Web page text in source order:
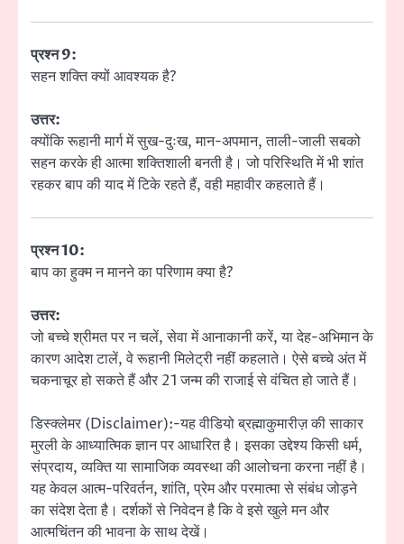
प्रश्न 9:
सहन शक्ति क्यों आवश्यक है?
उत्तर:
क्योंकि रूहानी मार्ग में सुख-दुःख, मान-अपमान, ताली-जाली सबको
सहन करके ही आत्मा शक्तिशाली बनती है। जो परिस्थिति में भी शांत
रहकर बाप की याद में टिके रहते हैं, वही महावीर कहलाते हैं।
प्रश्न 10:
बाप का हुक्म न मानने का परिणाम क्या है?
उत्तर:
जो बच्चे श्रीमत पर न चलें, सेवा में आनाकानी करें, या देह-अभिमान के
कारण आदेश टालें, वे रूहानी मिलेट्री नहीं कहलाते। ऐसे बच्चे अंत में
चकनाचूर हो सकते हैं और 21 जन्म की राजाई से वंचित हो जाते हैं।
डिस्क्लेमर (Disclaimer):-यह वीडियो ब्रह्माकुमारीज़ की साकार
मुरली के आध्यात्मिक ज्ञान पर आधारित है। इसका उद्देश्य किसी धर्म,
संप्रदाय, व्यक्ति या सामाजिक व्यवस्था की आलोचना करना नहीं है।
यह केवल आत्म-परिवर्तन, शांति, प्रेम और परमात्मा से संबंध जोड़ने
का संदेश देता है। दर्शकों से निवेदन है कि वे इसे खुले मन और
आत्मचिंतन की भावना के साथ देखें।